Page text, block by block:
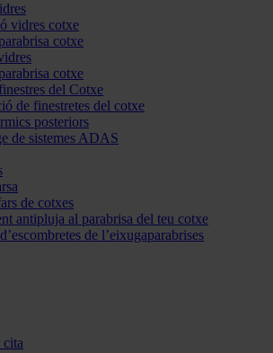
vidres cotxe
cotxe
cotxe
del Cotxe
de finestretes del cotxe
posteriors
de sistemes ADAS
de cotxes
antipluja al parabrisa del teu cotxe
de l’eixugaparabrises
cita